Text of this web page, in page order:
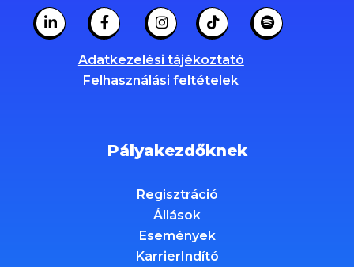
Adatkezelési tájékoztató
Felhasználási feltételek
Pályakezdőknek
Regisztráció
Állások
Események
KarrierIndító